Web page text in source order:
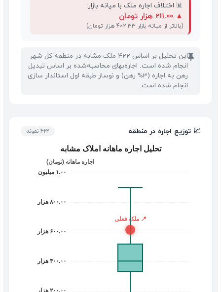
📊 اختلاف اجاره ملک با میانه بازار:
▲211.00 هزار تومان
(بالاتر از میانه بازار 402.33 هزار تومان)
📌
این تحلیل بر اساس 422 ملک مشابه در منطقه کل شهر
انجام شده است. اجاره‌بهای محاسبه‌شده بر اساس تبدیل
رهن به اجاره (3% رهن) و نوساز طبقه اول استاندار سازی
انجام شده است.
📈 توزیع اجاره در منطقه 422 نمونه